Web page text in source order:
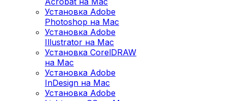
Установка Adobe
Photoshop на Mac
Установка Adobe
Illustrator на Mac
Установка CorelDRAW
на Mac
Установка Adobe
InDesign на Mac
Установка Adobe